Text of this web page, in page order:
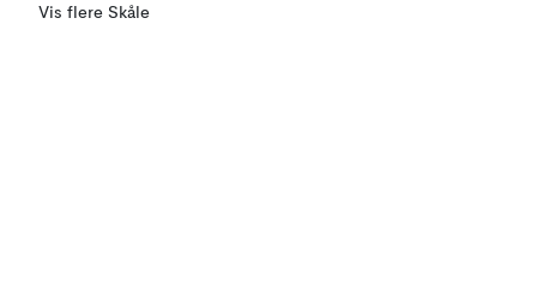
Vis flere Skåle